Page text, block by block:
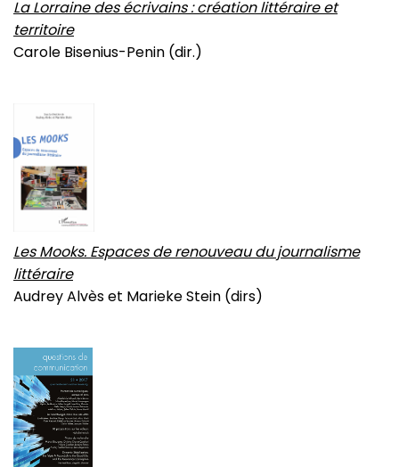
La Lorraine des écrivains : création littéraire et
territoire
Carole Bisenius-Penin (dir.)
Les Mooks. Espaces de renouveau du journalisme
littéraire
Audrey Alvès et Marieke Stein (dirs)